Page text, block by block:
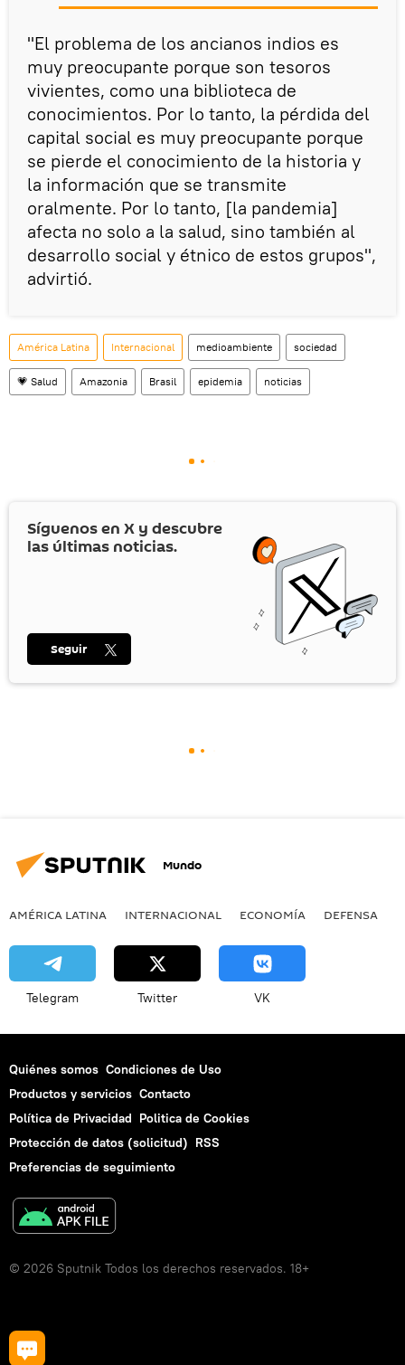
"El problema de los ancianos indios es
muy preocupante porque son tesoros
vivientes, como una biblioteca de
conocimientos. Por lo tanto, la pérdida del
capital social es muy preocupante porque
se pierde el conocimiento de la historia y
la información que se transmite
oralmente. Por lo tanto, [la pandemia]
afecta no solo a la salud, sino también al
desarrollo social y étnico de estos grupos",
advirtió.
América Latina Internacional medioambiente sociedad
💗 Salud Amazonia Brasil epidemia noticias
Síguenos en X y descubre
las últimas noticias.
Seguir
Mundo
AMÉRICA LATINA INTERNACIONAL ECONOMÍA DEFENSA
Telegram Twitter VK
Quiénes somos Condiciones de Uso
Productos y servicios Contacto
Política de Privacidad Politica de Cookies
Protección de datos (solicitud) RSS
Preferencias de seguimiento
© 2026 Sputnik Todos los derechos reservados. 18+